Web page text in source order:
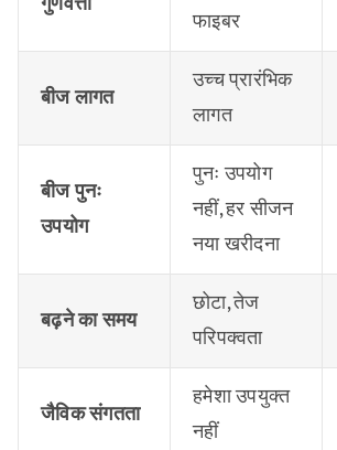
फाइबर
बीज लागत
उच्च प्रारंभिक
लागत
बीज पुनः
उपयोग
पुनः उपयोग
नहीं, हर सीजन
नया खरीदना
बढ़ने का समय
छोटा, तेज
परिपक्वता
जैविक संगतता
हमेशा उपयुक्त
नहीं